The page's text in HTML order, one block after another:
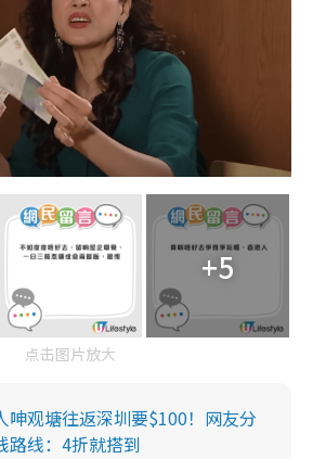
+5
点击图片放大
呻观塘往返深圳要$100！网友分
线：4折就搭到